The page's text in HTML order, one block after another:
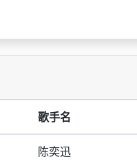
歌手名
陈奕迅